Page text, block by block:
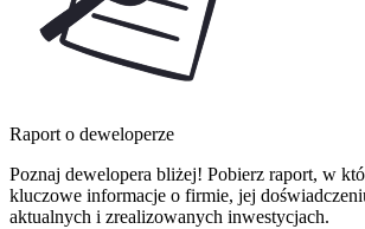
Raport o deweloperze
Poznaj dewelopera bliżej! Pobierz raport, w
kluczowe informacje o firmie, jej
aktualnych i zrealizowanych inwestycjach.